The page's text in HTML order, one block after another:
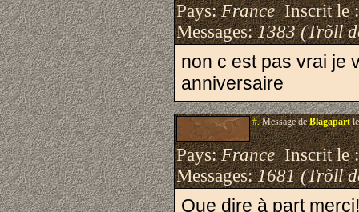
Pays:FranceInscrit le
Messages:1383 (Trõll
non c est pas vrai je
anniversaire
#.Message deBlagapartle
Pays:FranceInscrit le
Messages:1681 (Trõll
Que dire à part